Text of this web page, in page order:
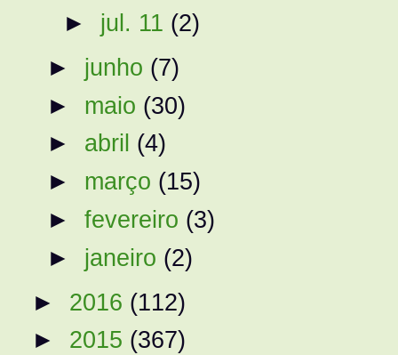
► jul. 11 (2)
► junho (7)
► maio (30)
► abril (4)
► março (15)
►fevereiro (3)
► janeiro (2)
► 2016 (112)
► 2015 (367)